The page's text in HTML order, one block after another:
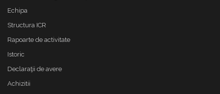
Echipa
Structura ICR
Rapoarte de activitate
Istoric
Declaraţii de avere
Achizitii